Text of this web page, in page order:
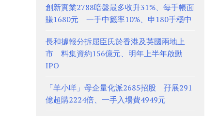
創新實業2788暗盤最多收升31%、每手帳面
賺1680元 一手中籤率10%、申180手穩中
長和據報分拆屈臣氏於香港及英國兩地上
市 料集資約156億元、明年上半年啟動
IPO
「羊小咩」母企量化派2685招股 孖展291
億超購2224倍、一手入場費4949元